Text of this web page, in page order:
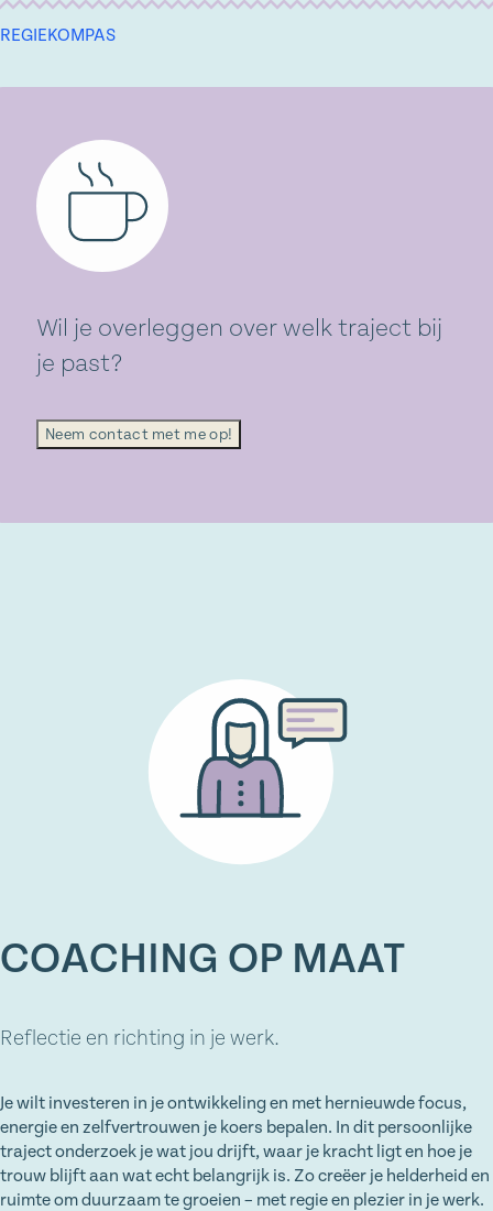
REGIEKOMPAS
Wil je overleggen over welk traject bij
je past?
Neem contact met me op!
COACHING OP MAAT
Reflectie en richting in je werk.
Je wilt investeren in je ontwikkeling en met hernieuwde focus,
energie en zelfvertrouwen je koers bepalen. In dit persoonlijke
traject onderzoek je wat jou drijft, waar je kracht ligt en hoe je
trouw blijft aan wat echt belangrijk is. Zo creëer je helderheid en
ruimte om duurzaam te groeien – met regie en plezier in je werk.